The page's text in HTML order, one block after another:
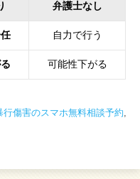
弁護士なし
自力で行う
可能性下がる
行傷害のスマホ無料相談予約,